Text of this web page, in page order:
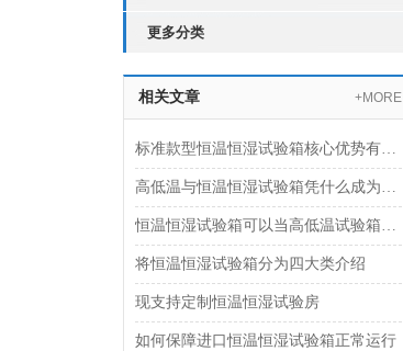
更多分类
相关文章 +MORE
标准款型恒温恒湿试验箱核心优势有哪些？
高低温与恒温恒湿试验箱凭什么成为高校实验室偏爱的设备？
恒温恒湿试验箱可以当高低温试验箱使用吗？
将恒温恒湿试验箱分为四大类介绍
现支持定制恒温恒湿试验房
如何保障进口恒温恒湿试验箱正常运行